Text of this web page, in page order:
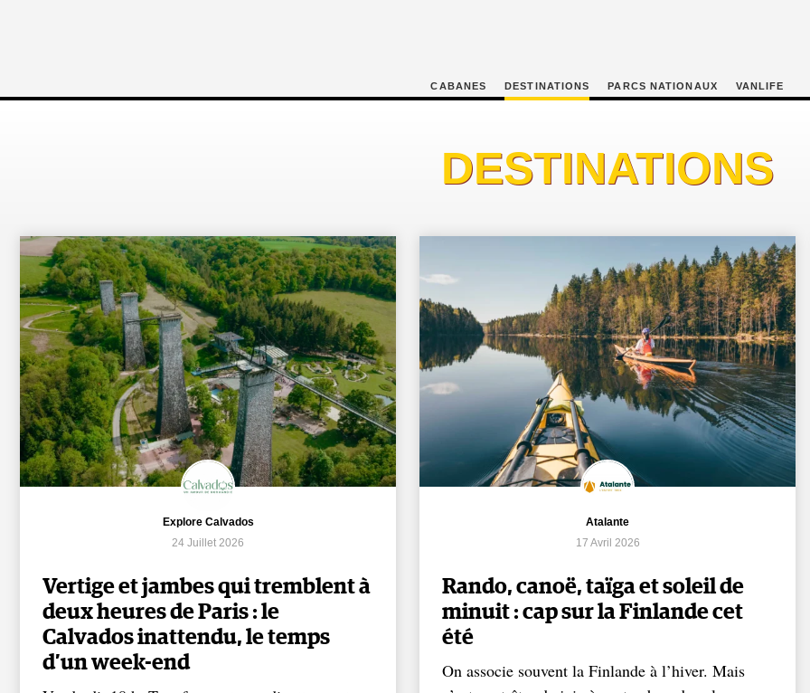
CABANES DESTINATIONS PARCS NATIONAUX VANLIFE
DESTINATIONS
Explore Calvados
24 Juillet 2026
Vertige et jambes qui tremblent à
deux heures de Paris : le
Calvados inattendu, le temps
d’un week-end
Atalante
17 Avril 2026
Rando, canoë, taïga et soleil de
minuit : cap sur la Finlande cet
été
On associe souvent la Finlande à l’hiver. Mais